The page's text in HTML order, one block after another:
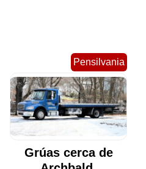
Pensilvania
Grúas cerca de